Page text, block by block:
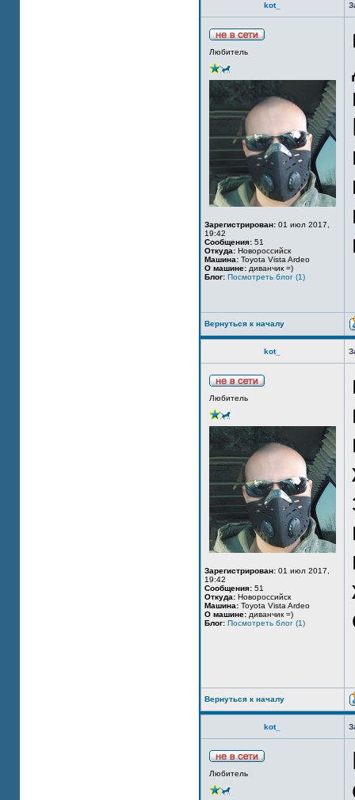
kot_
Любитель
Зарегистрирован: 01 июл 2017,
19:42
Сообщения: 51
Откуда: Новороссийск
Машина: Toyota Vista Ardeo
О машине: диванчик =)
Блог: Посмотреть блог (1)
Вернуться к началу
kot_
Любитель
Зарегистрирован: 01 июл 2017,
19:42
Сообщения: 51
Откуда: Новороссийск
Машина: Toyota Vista Ardeo
О машине: диванчик =)
Блог: Посмотреть блог (1)
Вернуться к началу
kot_
Любитель